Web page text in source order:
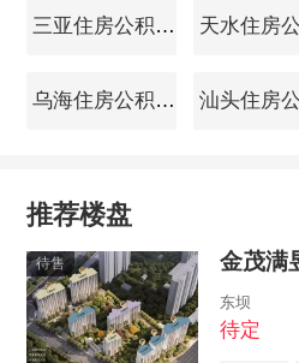
三亚住房公积金查询
乌海住房公积金查询
推荐楼盘
待售 金茂满
东坝
待定